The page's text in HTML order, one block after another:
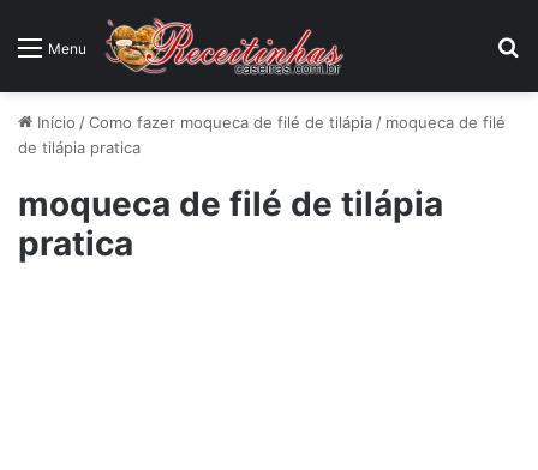
Menu
Início /Como fazer moqueca de filé de tilápia / moqueca de filé
de tilápia pratica
moqueca de filé de tilápia
pratica